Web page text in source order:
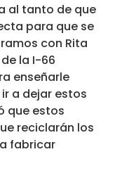
al tanto de que
para que se
con Rita
la I-66
enseñarle
a dejar estos
que estos
reciclarán los
fabricar